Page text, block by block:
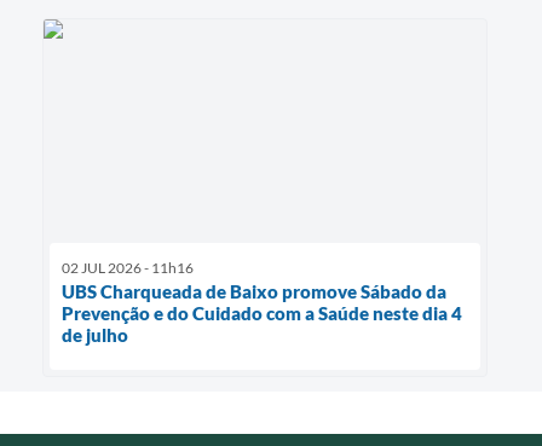
02 JUL 2026 - 11h16
UBS Charqueada de Baixo promove Sábado da
Prevenção e do Cuidado com a Saúde neste dia 4
de julho